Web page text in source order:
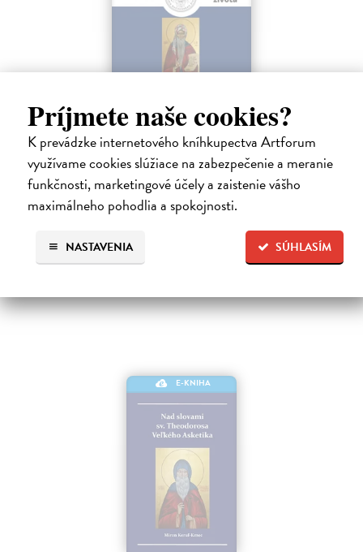
Príjmete naše cookies?
K prevádzke internetového kníhkupectva Artforum
využívame cookies slúžiace na zabezpečenie a meranie
funkčnosti, marketingové účely a zaistenie vášho
maximálneho pohodlia a spokojnosti.
SÚHLASÍM
NASTAVENIA
Nad slovami sv. Theodorosa Veľkého
Asketika
Keruľ-Kmec Miron| Elektronická audiokniha
Zbierka duchovných textov svätého Theodorosa Veľkého nemá ambíciu byť
učebnicou duchovného života, k...
Na stiahnutie akoMP3
11,90 €
E-KNIHA